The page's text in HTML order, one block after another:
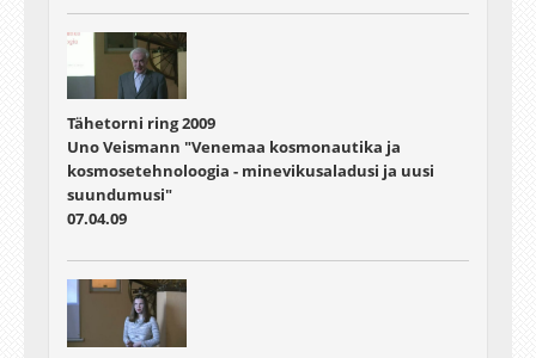
Tähetorni ring 2009
Uno Veismann "Venemaa kosmonautika ja
kosmosetehnoloogia - minevikusaladusi ja uusi
suundumusi"
07.04.09